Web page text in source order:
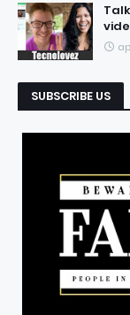
SUBSCRIBE US